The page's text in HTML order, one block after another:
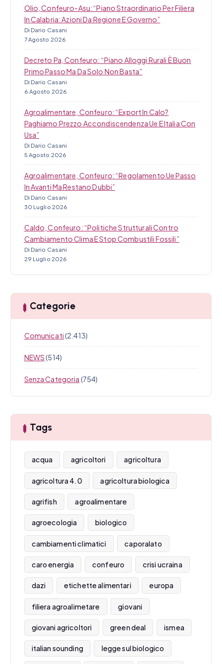
Olio, Confeuro-Asu: “Piano Straordinario Per Filiera
In Calabria: Azioni Da Regione E Governo”
Di Dario Casani
7 Agosto 2026
Decreto Pa, Confeuro: “Piano Alloggi Rurali È Buon
Primo Passo Ma Da Solo Non Basta”
Di Dario Casani
6 Agosto 2026
Agroalimentare, Confeuro: “Export In Calo?
Paghiamo Prezzo Accondiscendenza Ue E Italia Con
Usa”
Di Dario Casani
5 Agosto 2026
Agroalimentare, Confeuro: “Regolamento Ue Passo
In Avanti Ma Restano Dubbi”
Di Dario Casani
30 Luglio 2026
Caldo, Confeuro: “Politiche Strutturali Contro
Cambiamento Clima E Stop Combustili Fossili”
Di Dario Casani
29 Luglio 2026
Categorie
Comunicati(2.413)
NEWS(514)
Senza Categoria (754)
Tags
acqua agricoltori agricoltura
agricoltura 4.0 agricoltura biologica
agrifish agroalimentare
agroecologia biologico
cambiamenti climatici caporalato
caro energia confeuro crisi ucraina
dazi etichette alimentari europa
filiera agroalimetare giovani
giovani agricoltori green deal ismea
italian sounding legge sul biologico